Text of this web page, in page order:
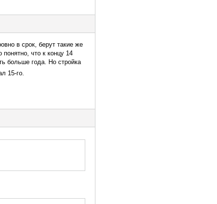
в срок, берут такие же
что к концу 14
больше года. Но стройка
15-го.